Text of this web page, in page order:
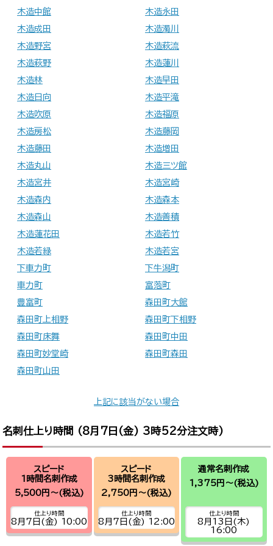
木造中館
木造永田
木造成田
木造濁川
木造野宮
木造萩流
木造萩野
木造蓮川
木造林
木造早田
木造日向
木造平滝
木造吹原
木造福原
木造房松
木造藤岡
木造藤田
木造増田
木造丸山
木造三ツ館
木造宮井
木造宮崎
木造森内
木造森本
木造森山
木造善積
木造蓮花田
木造若竹
木造若緑
木造若宮
下車力町
下牛潟町
車力町
富萢町
豊富町
森田町大館
森田町上相野
森田町下相野
森田町床舞
森田町中田
森田町妙堂崎
森田町森田
森田町山田
上記に該当がない場合
名刺仕上り時間 (8月7日(金) 3時52分注文時)
スピード
1時間名刺作成
5,500円～(税込)
仕上り時間
8月7日(金) 10:00
スピード
3時間名刺作成
2,750円～(税込)
仕上り時間
8月7日(金) 12:00
通常名刺作成
1,375円～(税込)
仕上り時間
8月13日(木)
16:00